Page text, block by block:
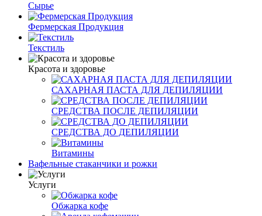
Сырье
Фермерская Продукция
Текстиль
Красота и здоровье
САХАРНАЯ ПАСТА ДЛЯ ДЕПИЛЯЦИИ
СРЕДСТВА ПОСЛЕ ДЕПИЛЯЦИИ
СРЕДСТВА ДО ДЕПИЛЯЦИИ
Витамины
Вафельные стаканчики и рожки
Услуги
Обжарка кофе